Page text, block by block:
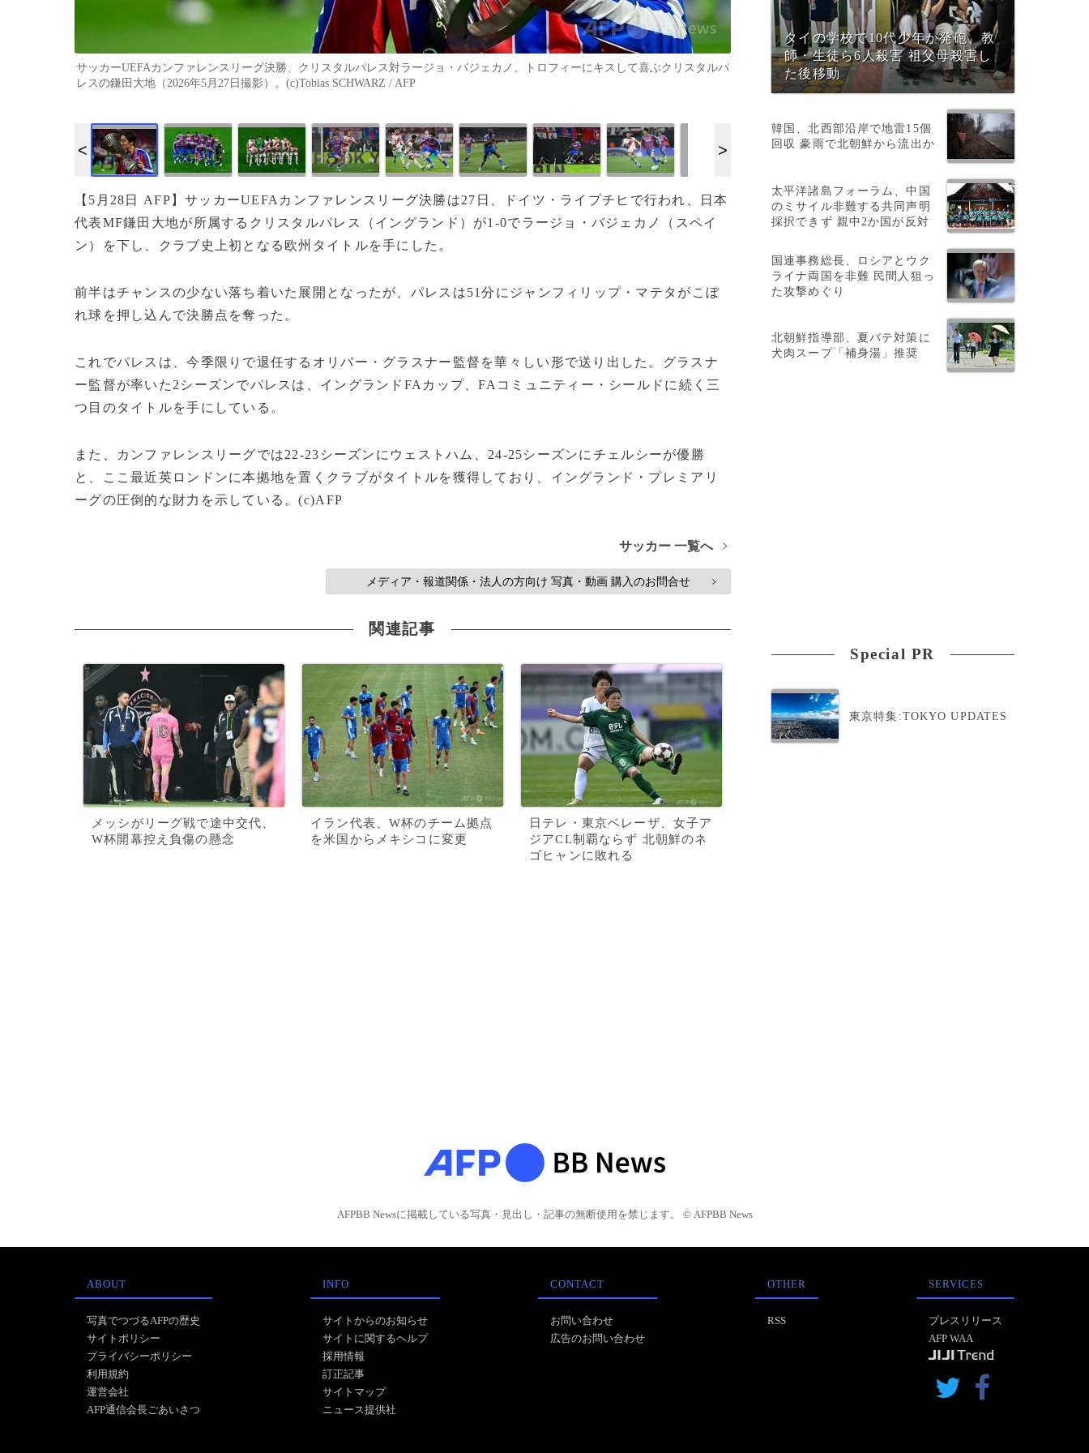
サッカーUEFAカンファレンスリーグ決勝、クリスタルパレス対ラージョ・バジェカノ。トロフィーにキスして喜ぶクリスタルパ
レスの鎌田大地（2026年5月27日撮影）。(c)Tobias SCHWARZ / AFP
【5月28日 AFP】サッカーUEFAカンファレンスリーグ決勝は27日、ドイツ・ライプチヒで行われ、日本
代表MF鎌田大地が所属するクリスタルパレス（イングランド）が1-0でラージョ・バジェカノ（スペイ
ン）を下し、クラブ史上初となる欧州タイトルを手にした。
前半はチャンスの少ない落ち着いた展開となったが、パレスは51分にジャンフィリップ・マテタがこぼ
れ球を押し込んで決勝点を奪った。
これでパレスは、今季限りで退任するオリバー・グラスナー監督を華々しい形で送り出した。グラスナ
ー監督が率いた2シーズンでパレスは、イングランドFAカップ、FAコミュニティー・シールドに続く三
つ目のタイトルを手にしている。
また、カンファレンスリーグでは22-23シーズンにウェストハム、24-25シーズンにチェルシーが優勝
と、ここ最近英ロンドンに本拠地を置くクラブがタイトルを獲得しており、イングランド・プレミアリ
ーグの圧倒的な財力を示している。(c)AFP
サッカー 一覧へ >
メディア・報道関係・法人の方向け 写真・動画 購入のお問合せ >
関連記事
メッシがリーグ戦で途中交代、
W杯開幕控え負傷の懸念
イラン代表、W杯のチーム拠点
を米国からメキシコに変更
日テレ・東京ベレーザ、女子ア
ジアCL制覇ならず 北朝鮮のネ
ゴヒャンに敗れる
タイの学校で10代少年が発砲、教
師・生徒ら6人殺害 祖父母殺害し
た後移動
韓国、北西部沿岸で地雷15個
回収 豪雨で北朝鮮から流出か
太平洋諸島フォーラム、中国
のミサイル非難する共同声明
採択できず 親中2か国が反対
国連事務総長、ロシアとウク
ライナ両国を非難 民間人狙っ
た攻撃めぐり
北朝鮮指導部、夏バテ対策に
犬肉スープ「補身湯」推奨
Special PR
東京特集:TOKYO UPDATES
AFPBB Newsに掲載している写真・見出し・記事の無断使用を禁じます。 © AFPBB News
ABOUT
写真でつづるAFPの歴史
サイトポリシー
プライバシーポリシー
利用規約
運営会社
AFP通信会長ごあいさつ
INFO
サイトからのお知らせ
サイトに関するヘルプ
採用情報
訂正記事
サイトマップ
ニュース提供社
CONTACT
お問い合わせ
広告のお問い合わせ
OTHER
RSS
SERVICES
プレスリリース
AFP WAA